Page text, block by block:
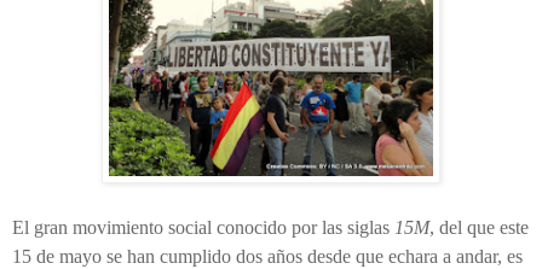
El gran movimiento social conocido por las siglas 15M, del que este
15 de mayo se han cumplido dos años desde que echara a andar, es